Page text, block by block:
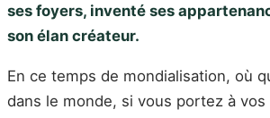
ses foyers, inventé ses
son élan créateur.
En ce temps de mondialisation, où
dans le monde, si vous portez à